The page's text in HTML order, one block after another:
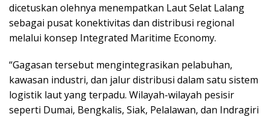
dicetuskan olehnya menempatkan Laut Selat Lalang
sebagai pusat konektivitas dan distribusi regional
melalui konsep Integrated Maritime Economy.
“Gagasan tersebut mengintegrasikan pelabuhan,
kawasan industri, dan jalur distribusi dalam satu sistem
logistik laut yang terpadu. Wilayah-wilayah pesisir
seperti Dumai, Bengkalis, Siak, Pelalawan, dan Indragiri